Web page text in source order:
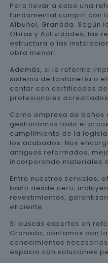
Para llevar a cabo una
fundamental cumplir con
Albuñol, Granada. Según
Obras y Actividades, las
estructura o las
obra menor.
Además, si la reforma
sistema de fontanería o
contar con certificados
profesionales
Como empresa de baños
gestionamos todo el
cumplimiento de la
los acabados. Nos
antiguos reformados,
incorporando materiales
Entre nuestros servicios,
baño desde cero,
revestimientos,
eficiente.
Si buscas expertos en
Granada, contamos con
conocimientos
espacio con soluciones